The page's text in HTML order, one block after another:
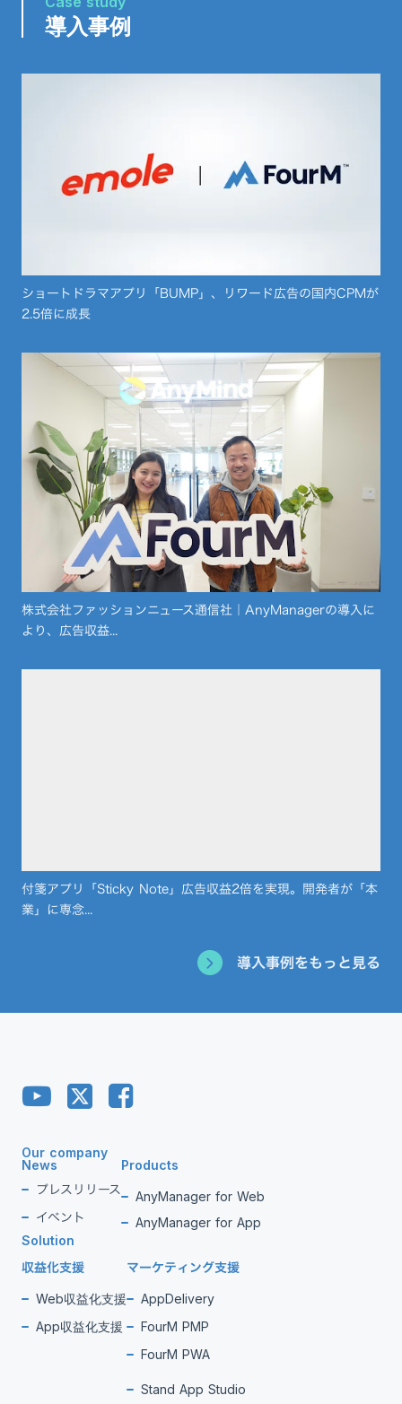
導入事例
ショートドラマアプリ「BUMP」、リワード広告の国内CPMが
2.5倍に成長
株式会社ファッションニュース通信社｜AnyManagerの導入に
より、広告収益...
付箋アプリ「Sticky Note」広告収益2倍を実現。開発者が「本
業」に専念...
導入事例をもっと見る
Our company
News
プレスリリース
イベント
Products
AnyManager for Web
AnyManager for App
Solution
収益化支援
Web収益化支援
App収益化支援
マーケティング支援
AppDelivery
FourM PMP
FourM PWA
Stand App Studio